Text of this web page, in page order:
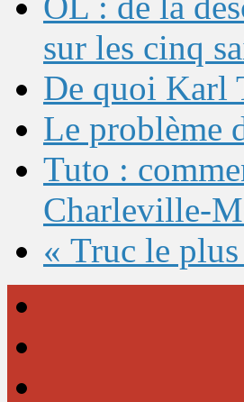
sur les cinq
De quoi Karl
Le problème
Tuto :
Charleville-
« Truc le